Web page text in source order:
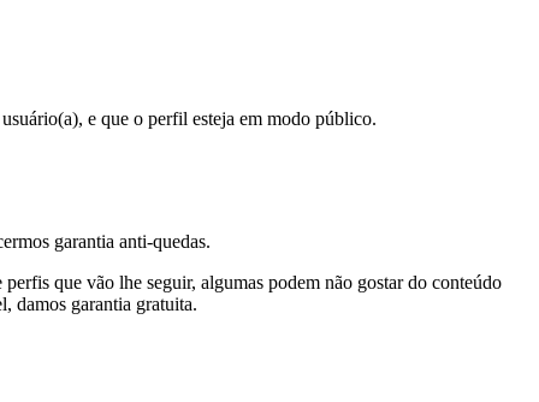
e que o perfil esteja em modo público.
garantia anti-quedas.
que vão lhe seguir, algumas podem não gostar do conteúdo
damos garantia gratuita.